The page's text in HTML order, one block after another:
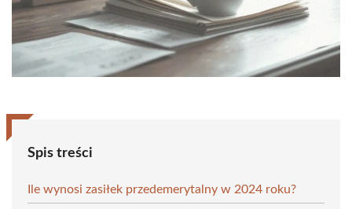
Spis treści
Ile wynosi zasiłek przedemerytalny w 2024 roku?